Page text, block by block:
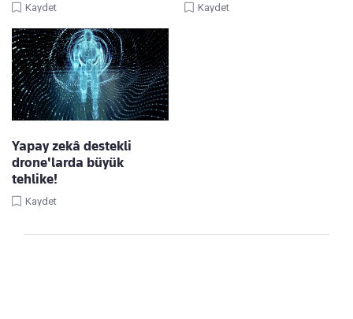
Kaydet Kaydet
Yapay zekâ destekli
drone'larda büyük
tehlike!
Kaydet